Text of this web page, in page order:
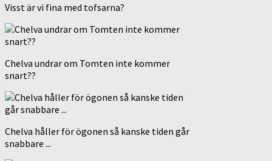
Visst är vi fina med tofsarna?
Chelva undrar om Tomten inte kommer
snart??
Chelva håller för ögonen så kanske tiden går
snabbare ...